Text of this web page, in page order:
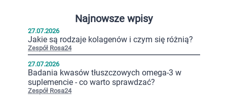
Najnowsze wpisy
27.07.2026
Jakie są rodzaje kolagenów i czym się różnią?
Zespół Rosa24
27.07.2026
Badania kwasów tłuszczowych omega-3 w
suplemencie - co warto sprawdzać?
Zespół Rosa24